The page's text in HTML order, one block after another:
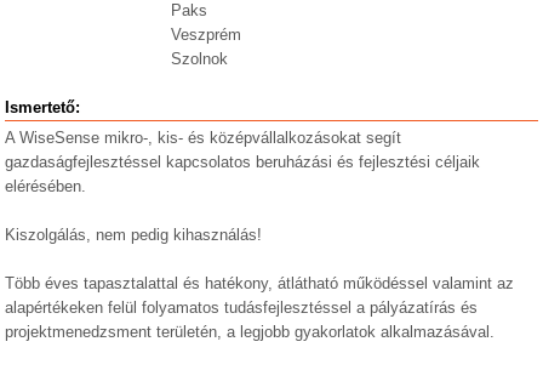
Paks
Veszprém
Szolnok
Ismertető:
A WiseSense mikro-, kis- és középvállalkozásokat segít
gazdaságfejlesztéssel kapcsolatos beruházási és fejlesztési céljaik
elérésében.
Kiszolgálás, nem pedig kihasználás!
Több éves tapasztalattal és hatékony, átlátható működéssel valamint az
alapértékeken felül folyamatos tudásfejlesztéssel a pályázatírás és
projektmenedzsment területén, a legjobb gyakorlatok alkalmazásával.